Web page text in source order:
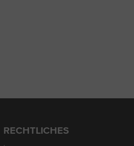
RECHTLICHES